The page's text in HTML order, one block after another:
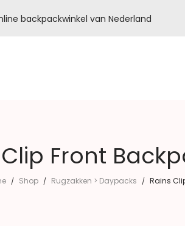
backpackwinkel van Nederland
Front
/ Shop / Rugzakken > Daypacks / Rains